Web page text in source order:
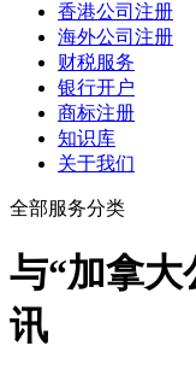
香港公司注册
海外公司注册
财税服务
银行开户
商标注册
知识库
关于我们
全部服务分类
与“加拿大
讯